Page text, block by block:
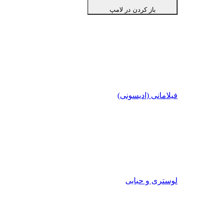
باز کردن در لامپ
فیلامانی (ادیسونی)
لوستری و حبابی